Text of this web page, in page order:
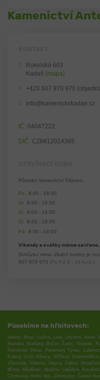
Kamenictví
Rokelská 603
Kadaň (mapa)
+420 607 970 970
info@kamenictvikadan.cz
IČ: 04047222
DIČ: CZ8812014365
Původní kamenictví Fišerovi.
Po
8:00 - 16:00
Út
8:00 - 16:00
St
8:00 - 16:00
Čt
8:00 - 16:00
Pá
8:00 - 16:00
Víkendy a svátky máme zavřeno.
Schůzku mimo úřední hodiny je
607 970 970
(Po-Pá 8 - 18 hod.)
Působíme na hřbitovech:
Vtelno, Most , Lužice, Lom , Litvínov, Horní
Brandov, Braňany, Bečov, Žatec , Vroutek ,
Petrohrad , Peruc , Panenský Týnec , Lubenec
Krásný Dvůr, Hřivice, Hříškov, Dobroměřice,
Všestudy, Vilémov, Vejprty, Údlice, Strupčice
Místo, Měděnec , Mašťov, Libědice,
Chomutov Horní Ves , Chomutov, České